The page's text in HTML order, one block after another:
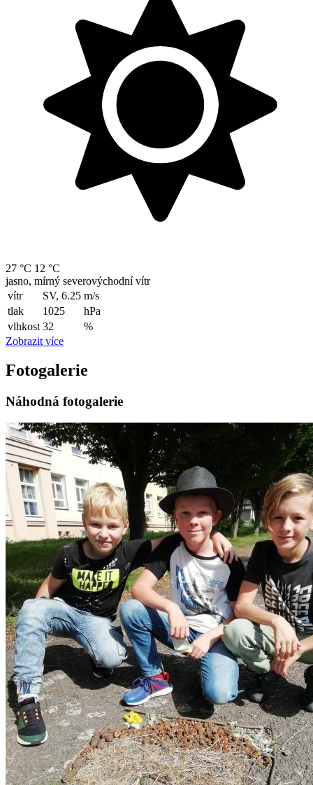
27 °C 12 °C
jasno, mírný severovýchodní vítr
vítr
SV, 6.25 m/s
tlak
1025
hPa
vlhkost 32
%
Zobrazit více
Fotogalerie
Náhodná fotogalerie